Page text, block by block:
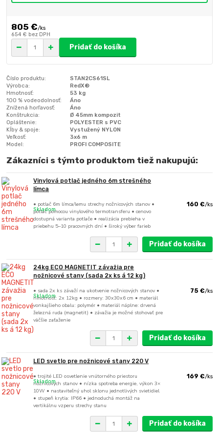
805 €/ks
654 € bez DPH
Pridať do košíka
Číslo produktu:
STAN2CS61SL
Výrobca:
RedX®
Hmotnosť:
53 kg
100 % vodeodolnosť:
Áno
Znížená horľavosť:
Áno
Konštrukcia:
Ø 45mm kompozit
Opláštenie:
POLYESTER s PVC
Kĺby & spoje:
Vystužený NYLON
Veľkosť:
3x6 m
Model:
PROFI COMPOSITE
Zákazníci s týmto produktom tiež nakupujú:
Vinylová potlač jedného 6m strešného
límca
• potlač 6m límca/lemu strechy nožnicových stanov •
potlač pomocou vinylového termotransferu • cenovo
dostupná varianta potlače • realizácia prebieha v
priebehu 5–10 pracovných dní • široký výber farieb
160 €/ks
Skladom
Pridať do košíka
24kg ECO MAGNETIT závažia pre
nožnicové stany (sada 2x ks á 12 kg)
• sada 2x ks závaží na ukotvenie nožnicových stanov •
hmotnosť: 2x 12kg • rozmery: 30x30x6 cm • materiál
vonkajšieho obalu: polymér • materiál náplne: drvená
železná ruda (magnetit) • závažia je možné stohovať pre
väčšie zaťaženie
75 €/ks
Skladom
Pridať do košíka
LED svetlo pre nožnicové stany 220 V
• trojité LED osvetlenie vnútorného priestoru
nožnicových stanov • nízka spotreba energie, výkon 3×
10W • nastaviteľný uhol sklonu jednotlivých svietidiel
• stupeň krytia: IP66 • jednoduchá montáž na
vertikálnu vzperu strechy stanu
169 €/ks
Skladom
Pridať do košíka